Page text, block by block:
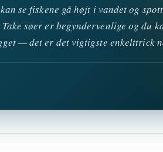
se fiskene gå højt i vandet og
søer er begyndervenlige og du
— det er det vigtigste enkelttrick